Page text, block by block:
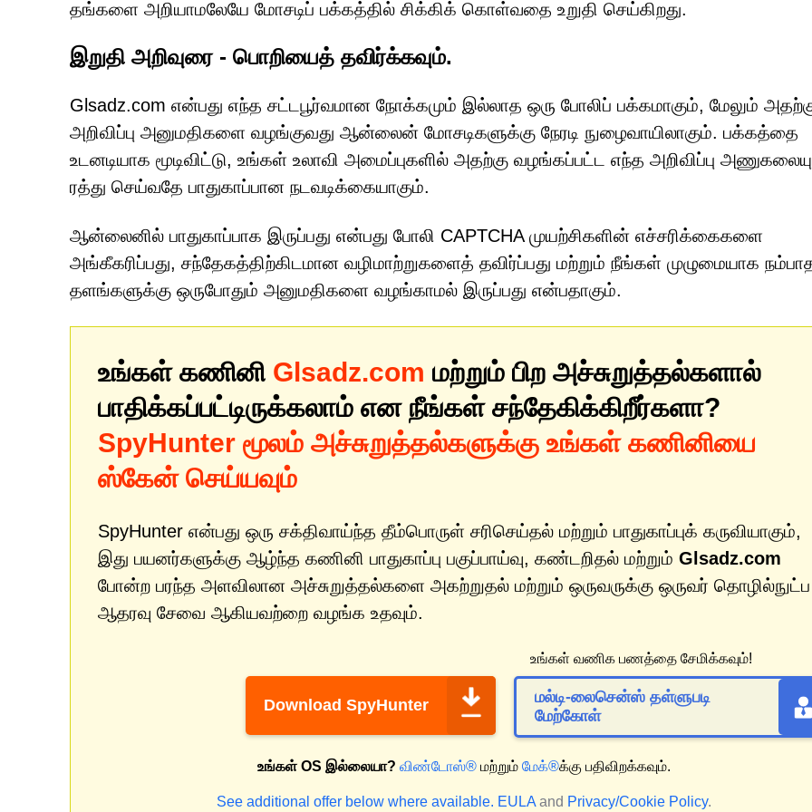
தங்களை அறியாமலேயே மோசடிப் பக்கத்தில் சிக்கிக் கொள்வதை உறுதி செய்கிறது.
இறுதி அறிவுரை - பொறியைத் தவிர்க்கவும்.
Glsadz.com என்பது எந்த சட்டபூர்வமான நோக்கமும் இல்லாத ஒரு போலிப் பக்கமாகும், மேலும்
அறிவிப்பு அனுமதிகளை வழங்குவது ஆன்லைன் மோசடிகளுக்கு நேரடி நுழைவாயிலாகும். பக்கத்தை
உடனடியாக மூடிவிட்டு, உங்கள் உலாவி அமைப்புகளில் அதற்கு வழங்கப்பட்ட எந்த அறிவிப்பு
ரத்து செய்வதே பாதுகாப்பான நடவடிக்கையாகும்.
ஆன்லைனில் பாதுகாப்பாக இருப்பது என்பது போலி CAPTCHA முயற்சிகளின் எச்சரிக்கைகளை
அங்கீகரிப்பது, சந்தேகத்திற்கிடமான வழிமாற்றுகளைத் தவிர்ப்பது மற்றும் நீங்கள் முழுமையாக
தளங்களுக்கு ஒருபோதும் அனுமதிகளை வழங்காமல் இருப்பது என்பதாகும்.
உங்கள் கணினி Glsadz.com மற்றும் பிற அச்சுறுத்தல்களால்
பாதிக்கப்பட்டிருக்கலாம் என நீங்கள் சந்தேகிக்கிறீர்களா?
SpyHunter மூலம் அச்சுறுத்தல்களுக்கு உங்கள் கணினியை
ஸ்கேன் செய்யவும்
SpyHunter என்பது ஒரு சக்திவாய்ந்த தீம்பொருள் சரிசெய்தல் மற்றும் பாதுகாப்புக் கருவியாகும்,
இது பயனர்களுக்கு ஆழ்ந்த கணினி பாதுகாப்பு பகுப்பாய்வு, கண்டறிதல் மற்றும் Glsadz.com
போன்ற பரந்த அளவிலான அச்சுறுத்தல்களை அகற்றுதல் மற்றும் ஒருவருக்கு ஒருவர் தொழில்நுட்ப
ஆதரவு சேவை ஆகியவற்றை வழங்க உதவும்.
Download SpyHunter
உங்கள் வணிக பணத்தை சேமிக்கவும்!
மல்டி-லைசென்ஸ் தள்ளுபடி
மேற்கோள்
உங்கள் OS இல்லையா? விண்டோஸ்® மற்றும் மேக்®க்கு பதிவிறக்கவும்.
See additional offer below where available. EULA and Privacy/Cookie Policy.